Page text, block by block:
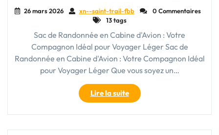
26 mars 2026 xn--saint-trail-fbb
0 Commentaires
13 tags
Sac de Randonnée en Cabine d'Avion : Votre
Compagnon Idéal pour Voyager Léger Sac de
Randonnée en Cabine d'Avion : Votre Compagnon Idéal
pour Voyager Léger Que vous soyez un…
Lire la suite"Le
Sac
de